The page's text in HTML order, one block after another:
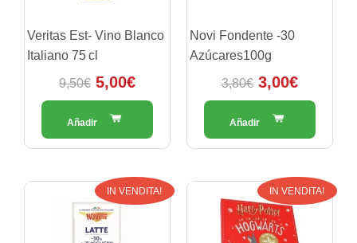
Veritas Est- Vino Blanco
Italiano 75 cl
9,50€ 5,00€
Novi Fondente -30
Azúcares100g
3,80€ 3,00€
IN VENDITA!
Il
prezzo
originale
Il
IN VENDITA!
Il
prezzo
originale
Il